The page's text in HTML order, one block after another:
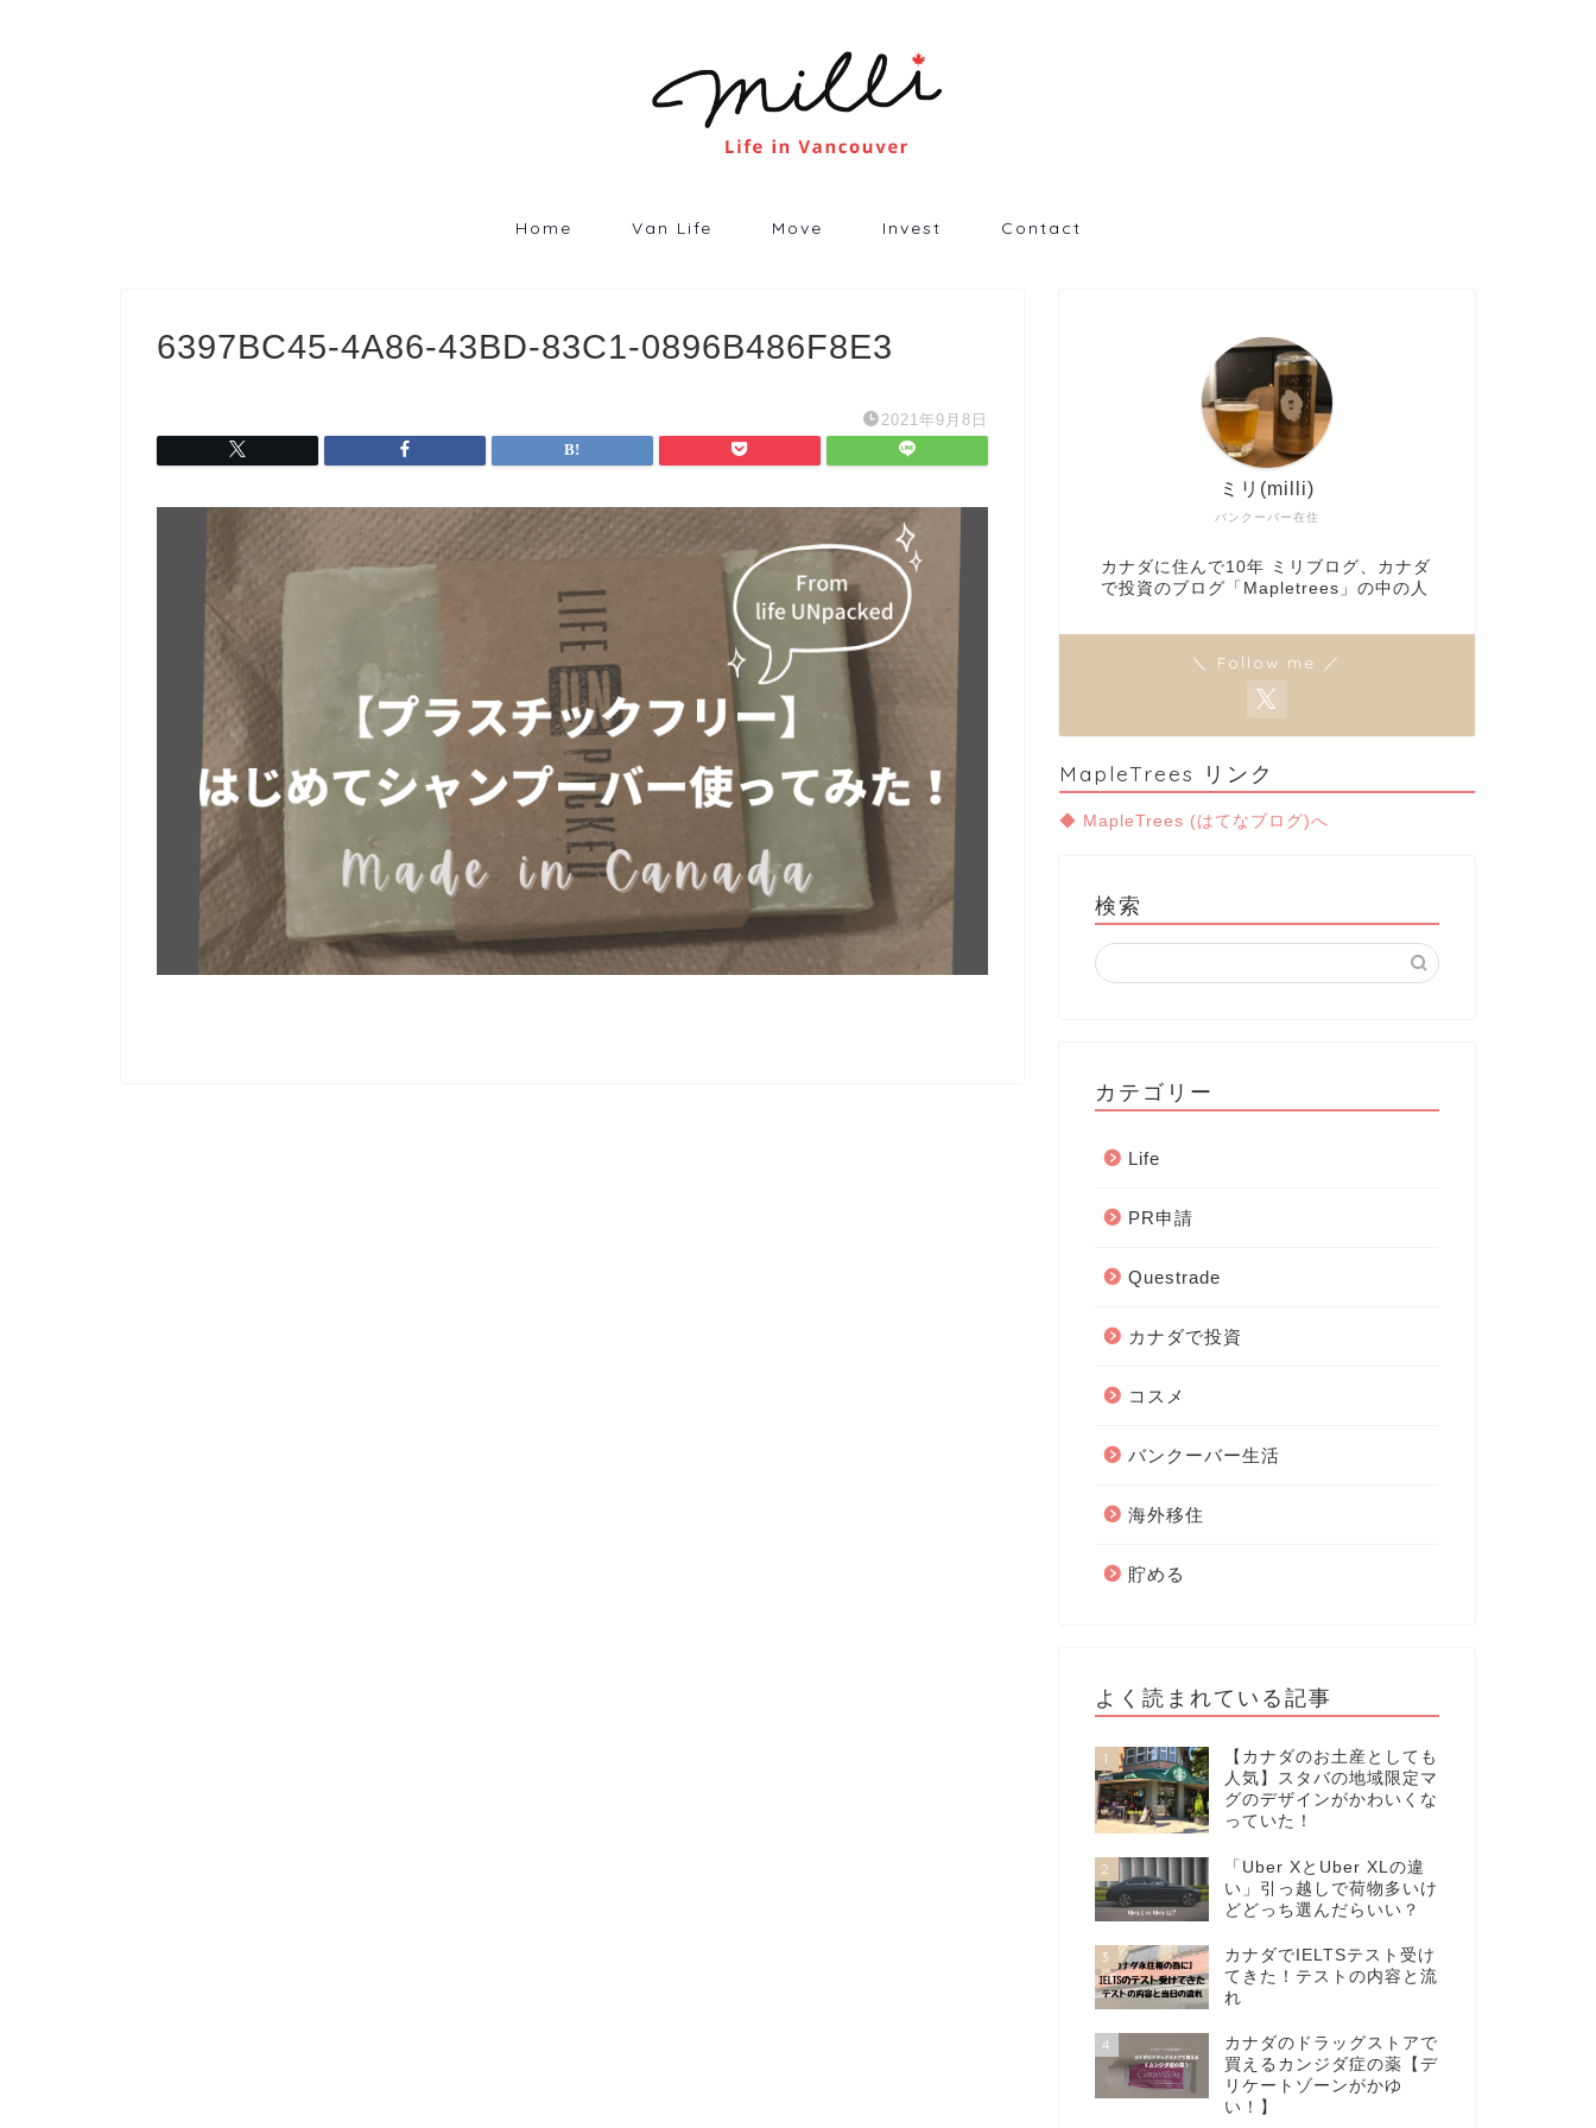
Home Van Life Move Invest Contact
6397BC45-4A86-43BD-83C1-0896B486F8E3
2021年9月8日
バンクーバー在住
ミリ(milli)
カナダに住んで10年 ミリブログ、カナダ
で投資のブログ「Mapletrees」の中の人
＼ Follow me ／
MapleTrees リンク
◆ MapleTrees (はてなブログ)へ
検索
カテゴリー
Life
PR申請
Questrade
カナダで投資
コスメ
バンクーバー生活
海外移住
貯める
よく読まれている記事
1
【カナダのお土産としても
人気】スタバの地域限定マ
グのデザインがかわいくな
っていた！
2
「Uber XとUber XLの違
い」引っ越しで荷物多いけ
どどっち選んだらいい？
3
カナダでIELTSテスト受け
てきた！テストの内容と流
れ
4
カナダのドラッグストアで
買えるカンジダ症の薬【デ
リケートゾーンがかゆ
い！】